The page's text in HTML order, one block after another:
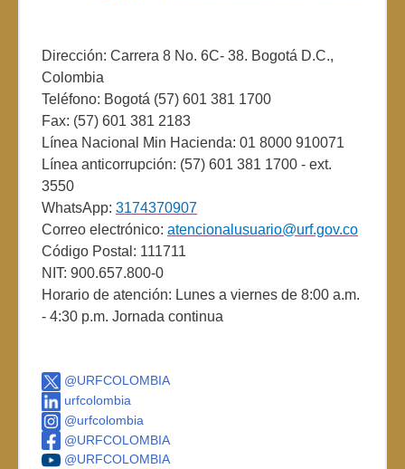
Dirección: Carrera 8 No. 6C- 38. Bogotá D.C.,
Colombia
Teléfono: Bogotá (57) 601 381 1700
Fax: (57) 601 381 2183
Línea Nacional Min Hacienda: 01 8000 910071
Línea anticorrupción: (57) 601 381 1700 - ext.
3550
WhatsApp: 3174370907
Correo electrónico: atencionalusuario@urf.gov.co
Código Postal: 111711
NIT: 900.657.800-0
Horario de atención: Lunes a viernes de 8:00 a.m.
- 4:30 p.m. Jornada continua
@URFCOLOMBIA
urfcolombia
@urfcolombia
@URFCOLOMBIA
@URFCOLOMBIA